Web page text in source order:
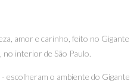
amor e carinho, feito no Gigante
interior de São Paulo.
escolheram o ambiente do Gigante